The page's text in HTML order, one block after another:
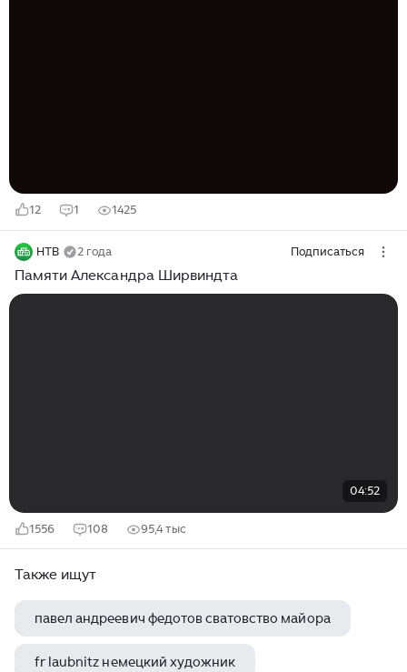
12 1 1425
НТВ 2 года Подписаться
Памяти Александра Ширвиндта
04:52
1556 108 95,4 тыс
Также ищут
павел андреевич федотов сватовство майора
fr laubnitz немецкий художник